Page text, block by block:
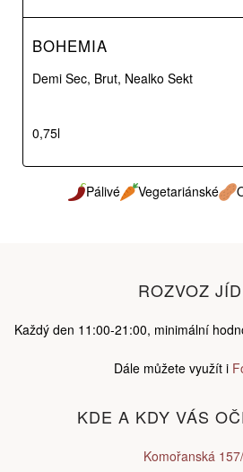
BOHEMIA
Demi Sec, Brut, Nealko Sekt
0,75l
Pálivé Vegetariánské
KDE A KDY VÁS
Komořanská
ROZVOZ
Každý den 11:00-21:00, minimální
Dále můžete využít i